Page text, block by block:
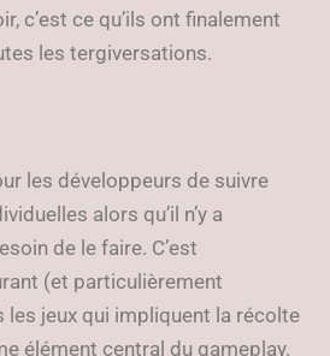
c’est ce qu’ils ont finalement
les tergiversations.
les développeurs de suivre
alors qu’il n’y a
de le faire. C’est
(et particulièrement
les jeux qui impliquent la récolte
élément central du gameplay.